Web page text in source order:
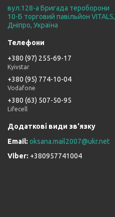
вул.128-а Бригада тероборони
10-Б торговий павільйон VITALS,
Дніпро, Україна
+380 (97) 255-69-17
Kyivstar
+380 (95) 774-10-04
Vodafone
+380 (63) 507-50-95
Lifecell
oksana.mail2007@ukr.net
+380957741004